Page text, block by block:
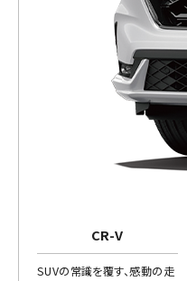
CR-V
SUVの常識を覆す、感動の走